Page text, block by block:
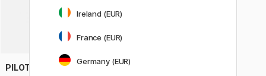
PILOT
Ireland (EUR)
France (EUR)
Germany (EUR)